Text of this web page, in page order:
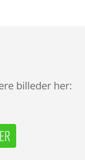
billeder her: